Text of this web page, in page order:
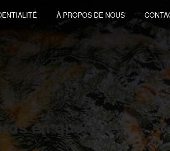
À PROPOS DE NOUS
en quelques